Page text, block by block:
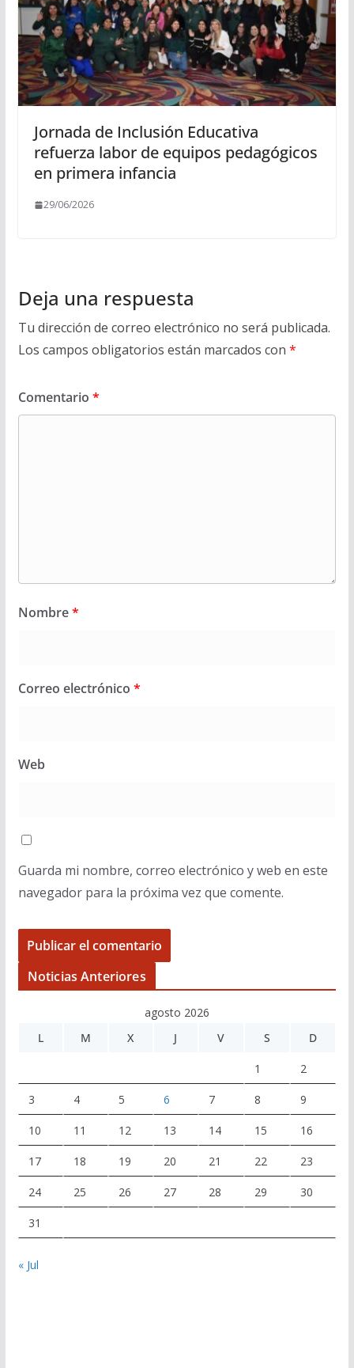
Jornada de Inclusión Educativa
refuerza labor de equipos pedagógicos
en primera infancia
29/06/2026
Deja una respuesta
Tu dirección de correo electrónico no será publicada.
Los campos obligatorios están marcados con *
Comentario *
Nombre*
Correo electrónico *
Web
Guarda mi nombre, correo electrónico y web en este
navegador para la próxima vez que comente.
Noticias Anteriores
agosto 2026
L
M X J V S D
1 2
3 4 5 6 7 8 9
10 11 12 13 14 15 16
17 18 19 20 21 22 23
24 25 26 27 28 29 30
31
« Jul